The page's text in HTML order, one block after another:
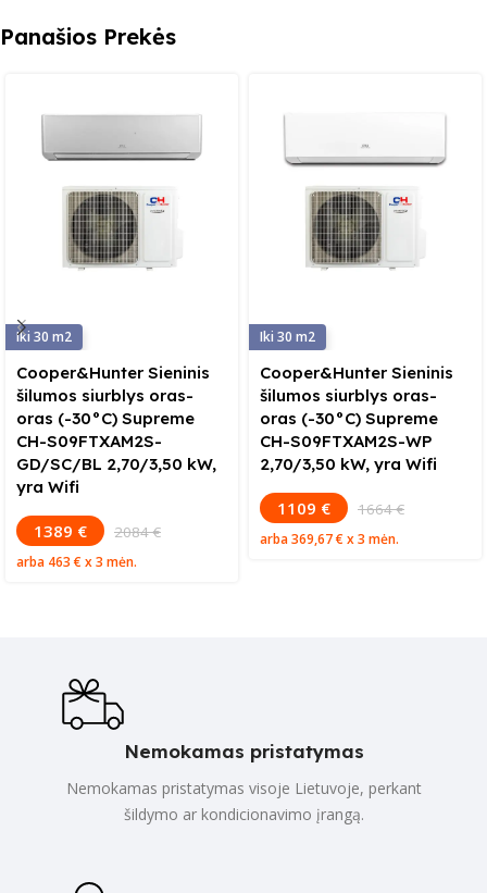
Panašios Prekės
30
Cooper&Hunter Sieninis
šilumos siurblys oras-
oras (-30°C) Supreme
CH-S09FTXAM2S-
GD/SC/BL 2,70/3,50 kW,
yra Wifi
1389 € 2084 €
arba 463 €x 3 mėn.
30
Cooper&Hunter Sieninis
šilumos siurblys oras-
oras (-30°C) Supreme
CH-S09FTXAM2S-WP
2,70/3,50 kW, yra Wifi
1109 € 1664 €
arba369,67 €x 3 mėn.
Nemokamas pristatymas
Nemokamas pristatymas visoje Lietuvoje, perkant
šildymo ar kondicionavimo įrangą.